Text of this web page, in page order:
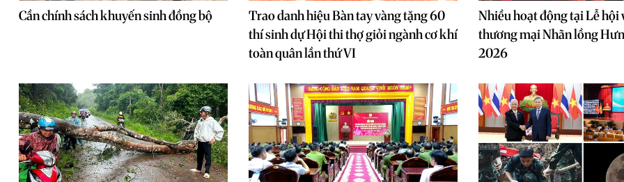
Cần chính sách khuyến sinh đồng bộ
Trao danh hiệu Bàn tay vàng tặng 60
thí sinh dự Hội thi thợ giỏi ngành cơ khí
toàn quân lần thứ VI
Nhiều hoạt động tại Lễ hội
thương mại Nhãn lồng
2026